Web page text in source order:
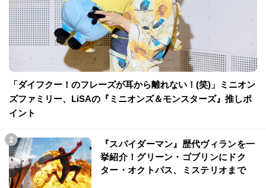
「ダイフクー！のフレーズが耳から離れない！(笑)」ミニオン
ズファミリー、LiSAの『ミニオンズ＆モンスターズ』推しポ
イント
『スパイダーマン』歴代ヴィランを一
挙紹介！グリーン・ゴブリンにドク
ター・オクトパス、ミステリオまで